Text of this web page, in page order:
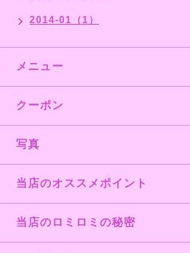
2014-01（1）
メニュー
クーポン
写真
当店のオススメポイント
当店のロミロミの秘密